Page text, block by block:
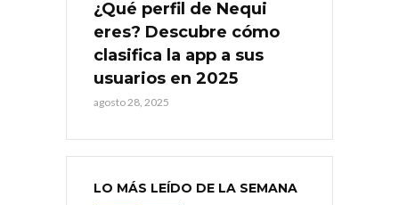
¿Qué perfil de Nequi
eres? Descubre cómo
clasifica la app a sus
usuarios en 2025
agosto 28, 2025
LO MÁS LEÍDO DE LA SEMANA